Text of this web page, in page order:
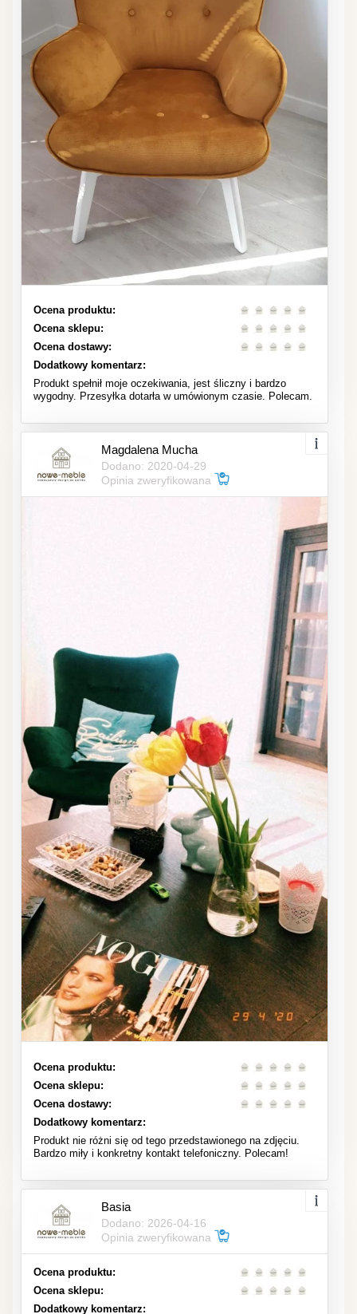
Ocena produktu:
Ocena sklepu:
Ocena dostawy:
Dodatkowy komentarz:
Produkt spełnił moje oczekiwania, jest śliczny i bardzo
wygodny. Przesyłka dotarła w umówionym czasie. Polecam.
Magdalena Mucha
Dodano: 2020-04-29
Opinia zweryfikowana
Ocena produktu:
Ocena sklepu:
Ocena dostawy:
Dodatkowy komentarz:
Produkt nie różni się od tego przedstawionego na zdjęciu.
Bardzo miły i konkretny kontakt telefoniczny. Polecam!
Basia
Dodano: 2026-04-16
Opinia zweryfikowana
Ocena produktu:
Ocena sklepu:
Dodatkowy komentarz: